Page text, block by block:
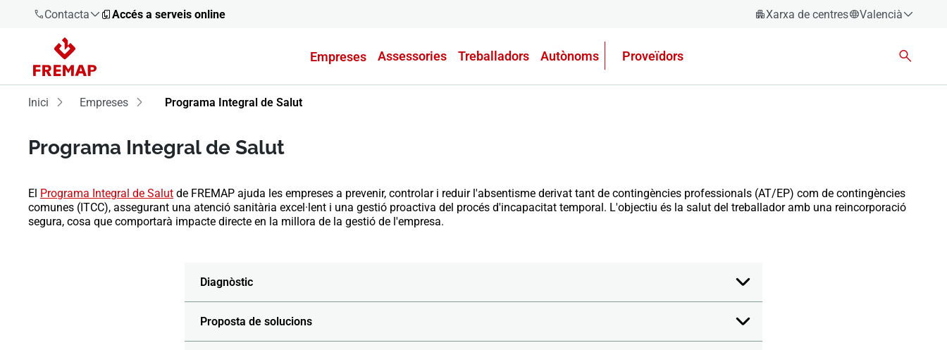
Contacta
900 61 00
61
900 61 00
Accés a serveis online Xarxa de centres
Valencià
Empreses Assessories Treballadors Autònoms Proveïdors
Inici Empreses Programa Integral de Salut
Programa Integral de Salut
El Programa Integral de Salut de FREMAP ajuda les empreses a prevenir, controlar i reduir l'absentisme derivat tant de contingències professionals (AT/EP) com de contingències
comunes (ITCC), assegurant una atenció sanitària excel·lent i una gestió proactiva del procés d'incapacitat temporal. L'objectiu és la salut del treballador amb una reincorporació
segura, cosa que comportarà impacte directe en la millora de la gestió de l'empresa.
Diagnòstic
Proposta de solucions